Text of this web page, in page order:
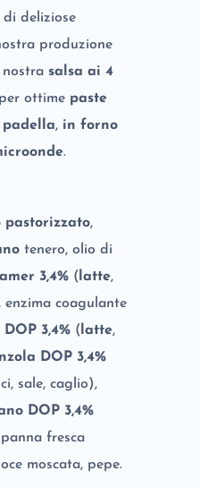
di deliziose
produzione
salsa ai 4
ottime paste
padella, in forno
.
pastorizzato,
tenero, olio di
3,4%( latte,
enzima coagulante
3,4%( latte,
DOP 3,4%
sale, caglio),
DOP 3,4%
fresca
moscata, pepe.